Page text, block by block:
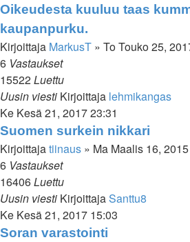
Oikeudesta kuuluu taas
kaupanpurku.
Kirjoittaja MarkusT » To Touko 25,
6 Vastaukset
15522Luettu
Uusin viesti Kirjoittaja lehmikangas
Ke Kesä 21, 2017 23:31
Suomen surkein nikkari
Kirjoittajatiinaus » Ma Maalis 16,
6 Vastaukset
16406Luettu
Uusin viesti KirjoittajaSanttu8
Ke Kesä 21, 2017 15:03
Soran varastointi